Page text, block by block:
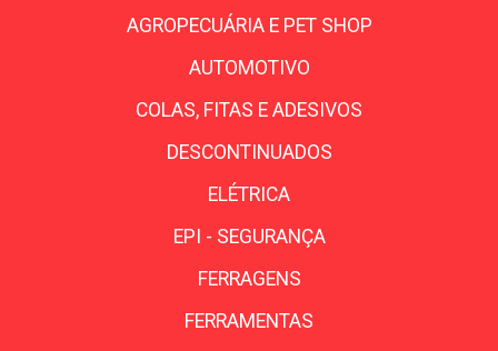
AGROPECUÁRIA E PET SHOP
AUTOMOTIVO
COLAS, FITAS E ADESIVOS
DESCONTINUADOS
ELÉTRICA
EPI - SEGURANÇA
FERRAGENS
FERRAMENTAS